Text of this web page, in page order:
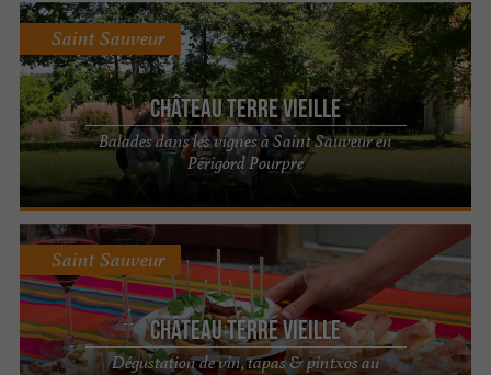
Château Terre Vieille
Balades dans les vignes à Saint Sauveur en
Périgord Pourpre
Saint Sauveur
Château Terre Vieille
Dégustation de vin, tapas & pintxos au
Saint Sauveur